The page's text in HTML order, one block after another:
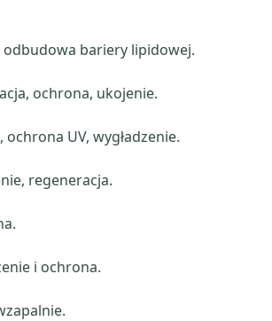
odbudowa bariery lipidowej.
ochrona, ukojenie.
ochrona UV, wygładzenie.
regeneracja.
i ochrona.